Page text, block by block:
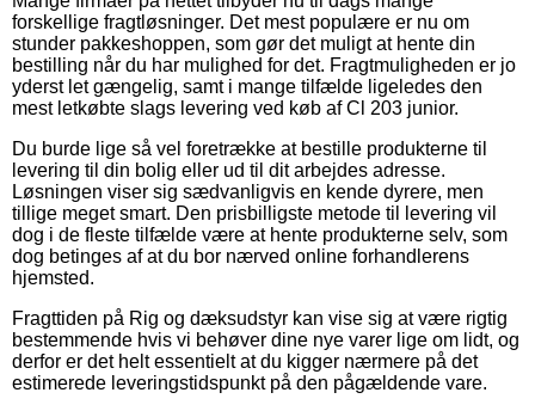
forskellige fragtløsninger. Det mest populære er nu om
stunder pakkeshoppen, som gør det muligt at hente din
bestilling når du har mulighed for det. Fragtmuligheden er jo
yderst let gængelig, samt i mange tilfælde ligeledes den
mest letkøbte slags levering ved køb af Cl 203 junior.
Du burde lige så vel foretrække at bestille produkterne til
levering til din bolig eller ud til dit arbejdes adresse.
Løsningen viser sig sædvanligvis en kende dyrere, men
tillige meget smart. Den prisbilligste metode til levering vil
dog i de fleste tilfælde være at hente produkterne selv, som
dog betinges af at du bor nærved online forhandlerens
hjemsted.
Fragttiden på Rig og dæksudstyr kan vise sig at være rigtig
bestemmende hvis vi behøver dine nye varer lige om lidt, og
derfor er det helt essentielt at du kigger nærmere på det
estimerede leveringstidspunkt på den pågældende vare.